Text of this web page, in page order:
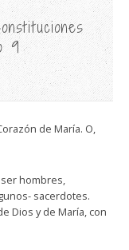
9
de María. O,
hombres,
sacerdotes.
Dios y de María, con